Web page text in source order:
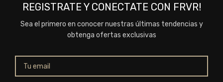
REGISTRATE Y CONECTATE CON FRVR!
Sea el primero en conocer nuestras últimas tendencias y
obtenga ofertas exclusivas